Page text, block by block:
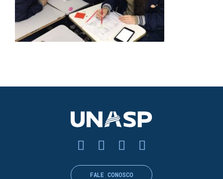
FALE CONOSCO